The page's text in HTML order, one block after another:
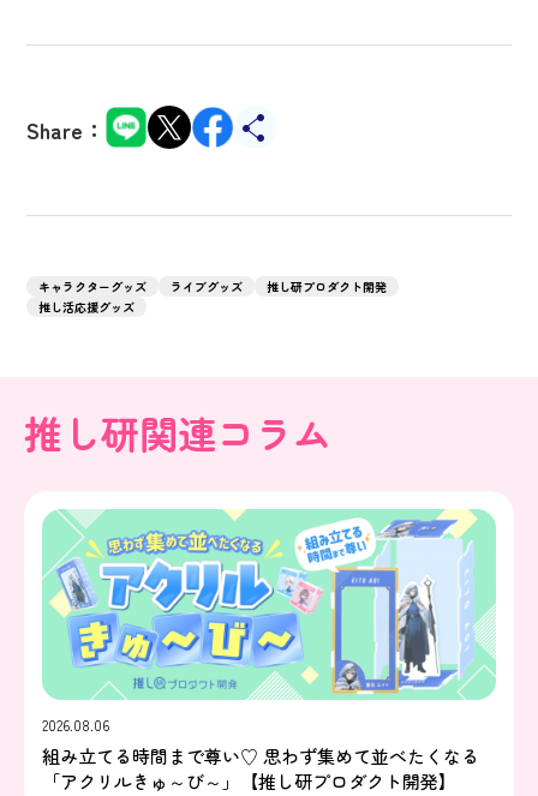
Share：
キャラクターグッズ ライブグッズ
推し研プロダクト開発
推し活応援グッズ
推し研関連コラム
2026.08.06
組み立てる時間まで尊い♡ 思わず集めて並べたくなる
「アクリルきゅ～び～」【推し研プロダクト開発】